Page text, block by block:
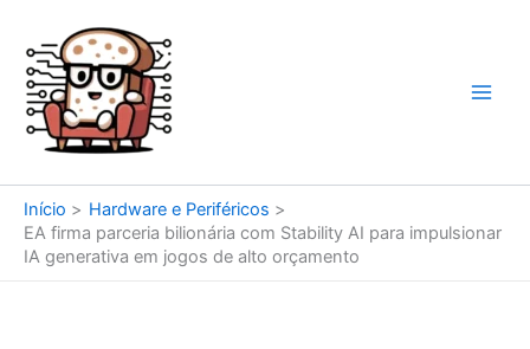
conteúdo
Início
Hardware e Periféricos
EA firma parceria bilionária com Stability AI para impulsionar
IA generativa em jogos de alto orçamento